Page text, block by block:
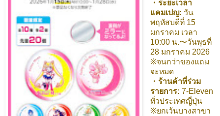
・ระยะเวลา
แคมเปญ: วัน
พฤหัสบดีที่ 15
มกราคม เวลา
10:00 น.〜วันพุธที่
28 มกราคม 2026
※จนกว่าของแถม
จะหมด
・ร้านค้าที่ร่วม
รายการ: 7-Eleven
ทั่วประเทศญี่ปุ่น
※ยกเว้นบางสาขา